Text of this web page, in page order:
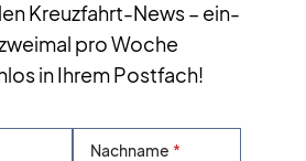
Kreuzfahrt-News – ein-
pro Woche
in Ihrem Postfach!
Nachname